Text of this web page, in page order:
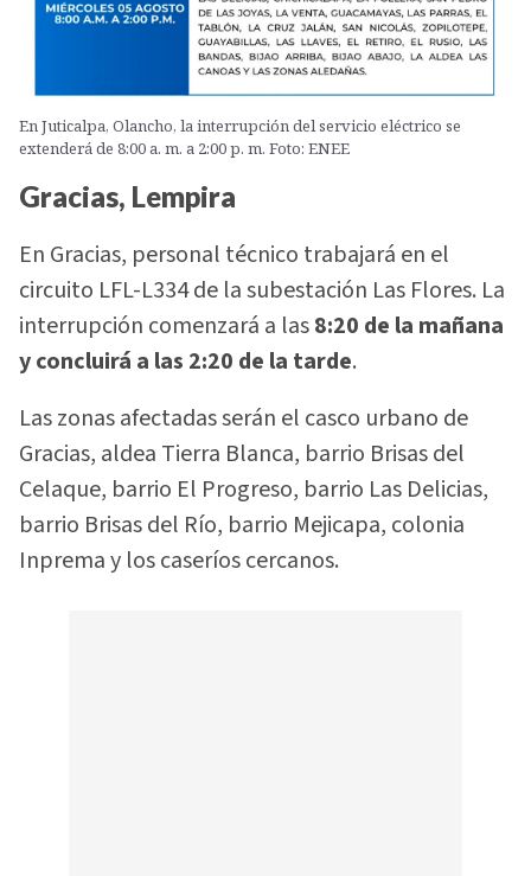
En Juticalpa, Olancho, la interrupción del servicio eléctrico se
extenderá de 8:00 a. m. a 2:00 p. m. Foto: ENEE
Gracias, Lempira
En Gracias, personal técnico trabajará en el
circuito LFL-L334 de la subestación Las Flores. La
interrupción comenzará a las8:20 de la mañana
y concluirá a las 2:20 de la tarde.
Las zonas afectadas serán el casco urbano de
Gracias, aldea Tierra Blanca, barrio Brisas del
Celaque, barrio El Progreso, barrio Las Delicias,
barrio Brisas del Río, barrio Mejicapa, colonia
Inprema y los caseríos cercanos.